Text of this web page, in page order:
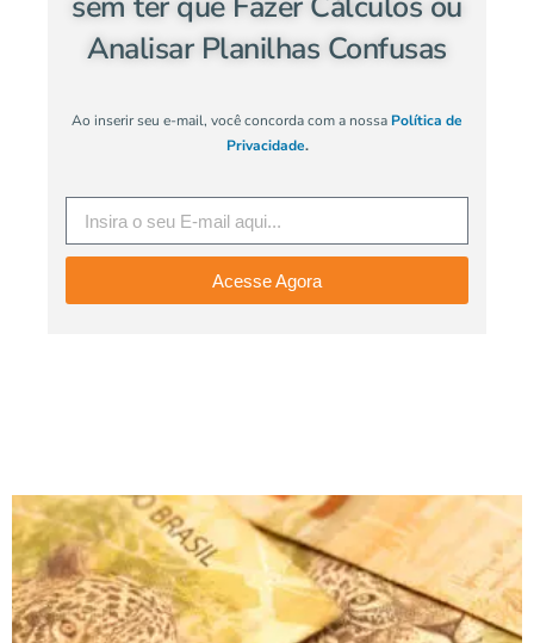
Analisar Planilhas Confusas
Ao inserir seu e-mail, você concorda com a nossa Política de
Privacidade.
Acesse Agora